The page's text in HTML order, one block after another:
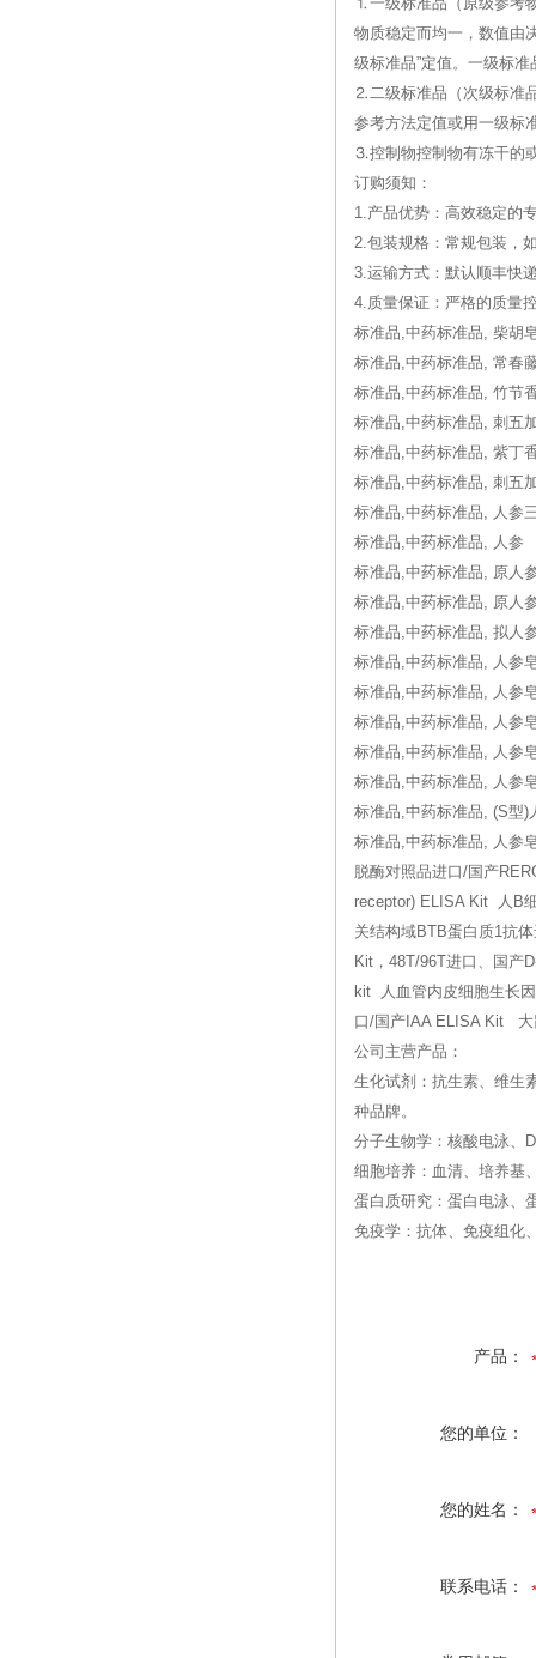
⒈一级标准品（原级参考
物质稳定而均一，数值由
级标准品”定值。一级标
⒉二级标准品（次级标准
参考方法定值或用一级标
⒊控制物控制物有冻干的
订购须知：
1.产品优势：高效稳定的
2.包装规格：常规包装，
3.运输方式：默认顺丰快
4.质量保证：严格的质量
标准品,中药标准品, 柴胡
标准品,中药标准品, 常春
标准品,中药标准品, 竹节
标准品,中药标准品, 刺五
标准品,中药标准品, 紫丁
标准品,中药标准品, 刺五
标准品,中药标准品, 人参
标准品,中药标准品, 人参
标准品,中药标准品, 原人
标准品,中药标准品, 原人
标准品,中药标准品, 拟人
标准品,中药标准品, 人参
标准品,中药标准品, 人参
标准品,中药标准品, 人参
标准品,中药标准品, 人参
标准品,中药标准品, 人参
标准品,中药标准品, (S型)
标准品,中药标准品, 人参
脱酶对照品进口/国产
receptor) ELISA Kit 人B
关结构域BTB蛋白质1抗
Kit，48T/96T进口、国产
kit 人血管内皮细胞生长
口/国产IAA ELISA Kit 大
公司主营产品：
生化试剂：抗生素、维生
种品牌。
分子生物学：核酸电泳、
细胞培养：血清、培养基
蛋白质研究：蛋白电泳、
免疫学：抗体、免疫组化
产品：
您的单位：
您的姓名：
联系电话：